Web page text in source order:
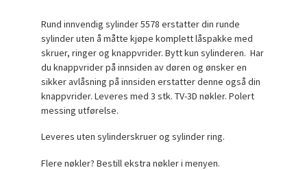
Rund innvendig sylinder 5578 erstatter din runde
sylinder uten å måtte kjøpe komplett låspakke med
skruer, ringer og knappvrider. Bytt kun sylinderen. Har
du knappvrider på innsiden av døren og ønsker en
sikker avlåsning på innsiden erstatter denne også din
knappvrider. Leveres med 3 stk. TV-3D nøkler. Polert
messing utførelse.
Leveres uten sylinderskruer og sylinder ring.
Flere nøkler? Bestill ekstra nøkler i menyen.